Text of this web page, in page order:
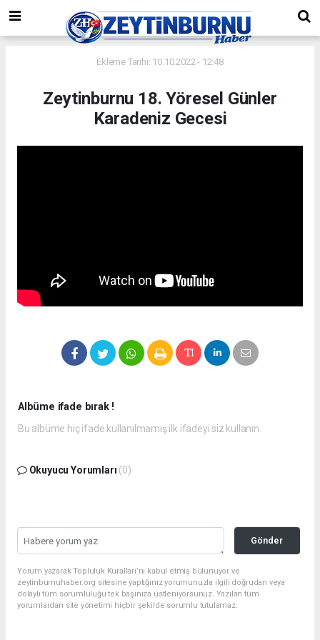
Ekleme Tarihi: 10.10.2022 - 12:48
Zeytinburnu 18. Yöresel Günler
Karadeniz Gecesi
Albüme ifade bırak !
Bu albüme hiç ifade kullanılmamış ilk ifadeyi siz kullanın.
Okuyucu Yorumları (0)
Gönder
Yorum yazarak Topluluk Kuralları’nı kabul etmiş bulunuyor ve
zeytinburnuhaber.org sitesine yaptığınız yorumunuzla ilgili doğrudan veya
dolaylı tüm sorumluluğu tek başınıza üstleniyorsunuz. Yazılan tüm
yorumlardan site yönetimi hiçbir şekilde sorumlu tutulamaz.